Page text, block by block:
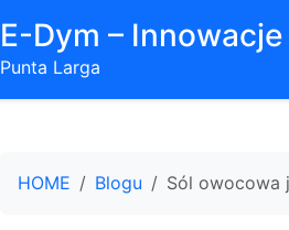
E-Dym –
Punta Larga
HOME Blogu Sól owocowa